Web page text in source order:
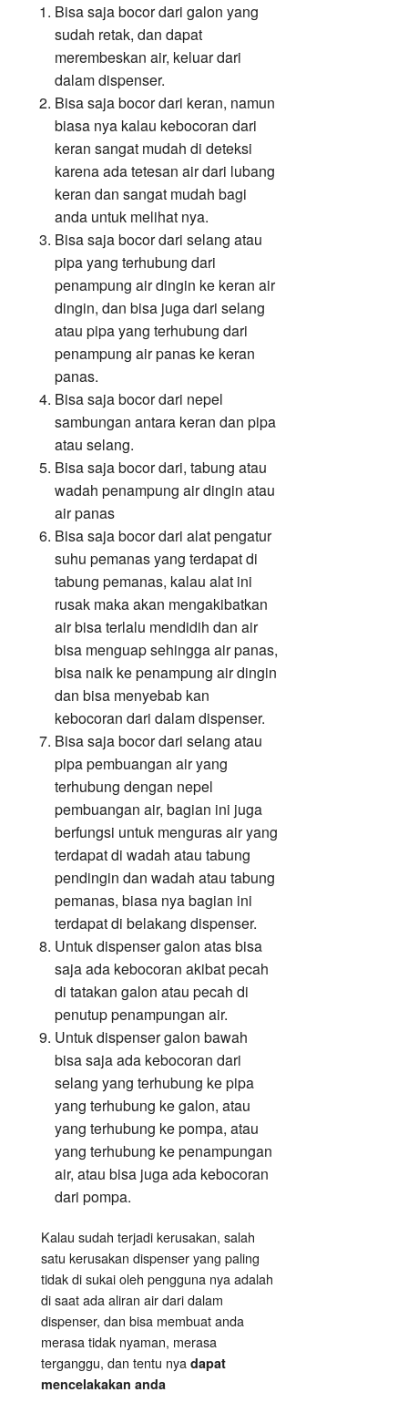
Bisa saja bocor dari galon yang
sudah retak, dan dapat
merembeskan air, keluar dari
dalam dispenser.
Bisa saja bocor dari keran, namun
biasa nya kalau kebocoran dari
keran sangat mudah di deteksi
karena ada tetesan air dari lubang
keran dan sangat mudah bagi
anda untuk melihat nya.
Bisa saja bocor dari selang atau
pipa yang terhubung dari
penampung air dingin ke keran air
dingin, dan bisa juga dari selang
atau pipa yang terhubung dari
penampung air panas ke keran
panas.
Bisa saja bocor dari nepel
sambungan antara keran dan pipa
atau selang.
Bisa saja bocor dari, tabung atau
wadah penampung air dingin atau
air panas
Bisa saja bocor dari alat pengatur
suhu pemanas yang terdapat di
tabung pemanas, kalau alat ini
rusak maka akan mengakibatkan
air bisa terlalu mendidih dan air
bisa menguap sehingga air panas,
bisa naik ke penampung air dingin
dan bisa menyebab kan
kebocoran dari dalam dispenser.
Bisa saja bocor dari selang atau
pipa pembuangan air yang
terhubung dengan nepel
pembuangan air, bagian ini juga
berfungsi untuk menguras air yang
terdapat di wadah atau tabung
pendingin dan wadah atau tabung
pemanas, biasa nya bagian ini
terdapat di belakang dispenser.
Untuk dispenser galon atas bisa
saja ada kebocoran akibat pecah
di tatakan galon atau pecah di
penutup penampungan air.
Untuk dispenser galon bawah
bisa saja ada kebocoran dari
selang yang terhubung ke pipa
yang terhubung ke galon, atau
yang terhubung ke pompa, atau
yang terhubung ke penampungan
air, atau bisa juga ada kebocoran
dari pompa.
Kalau sudah terjadi kerusakan, salah
satu kerusakan dispenser yang paling
tidak di sukai oleh pengguna nya adalah
di saat ada aliran air dari dalam
dispenser, dan bisa membuat anda
merasa tidak nyaman, merasa
terganggu, dan tentu nya dapat
mencelakakan anda